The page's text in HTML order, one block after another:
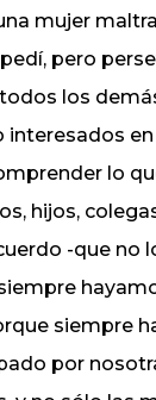
mujer
pero
los
lo
hijos,
-que no
siempre
por